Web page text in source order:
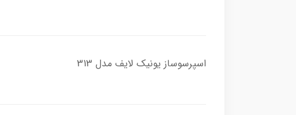
اسپرسوساز یونیک لایف مدل 313